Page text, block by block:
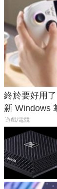
終於要好用
新 Windows
遊戲/電競